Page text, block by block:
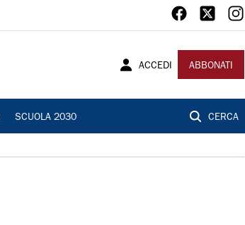
ACCEDI ABBONATI
SCUOLA 2030 CERCA